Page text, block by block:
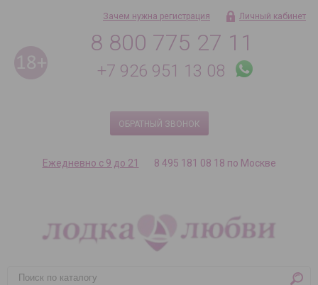
8 800 775 27 11
+7 926 951 13 08
ОБРАТНЫЙ ЗВОНОК
Зачем нужна регистрация Личный кабинет
Ежедневно с 9 до 21 8 495 181 08 18 по Москве